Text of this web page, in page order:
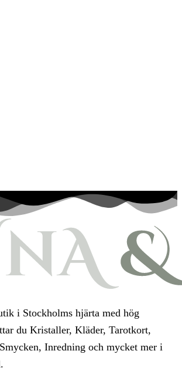
i Stockholms hjärta med hög
du Kristaller, Kläder, Tarotkort,
Inredning och mycket mer i